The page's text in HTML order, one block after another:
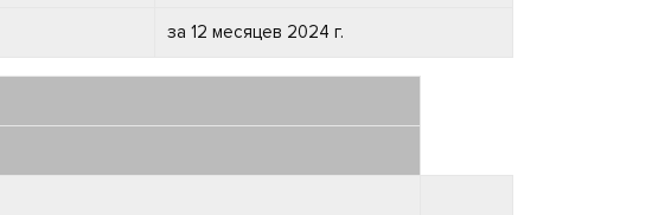
за 12 месяцев 2024 г.